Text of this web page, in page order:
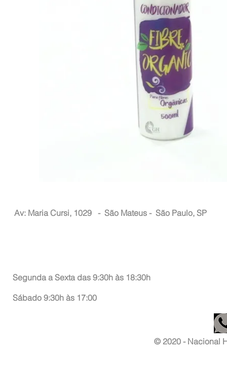
Av: Maria Cursi, 1029 - São Mateus - São Paulo, SP
Segunda a Sexta das 9:30h às 18:30h
Sábado 9:30h às 17:00
© 2020 - Nacional